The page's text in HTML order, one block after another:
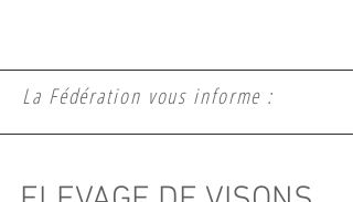
La Fédération vous informe :